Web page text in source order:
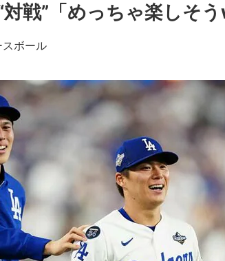
戦”「めっちゃ楽しそう
スボール